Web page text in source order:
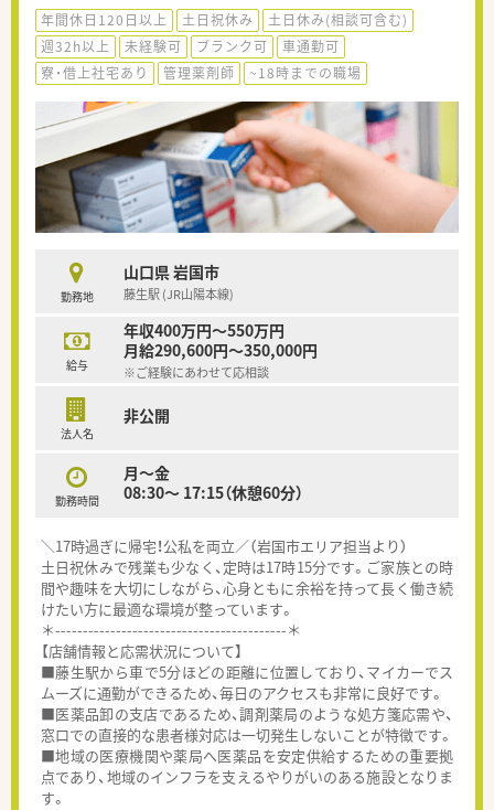
年間休日120日以上 土日祝休み
土日休み(相談可含む)
週32h以上
未経験可 ブランク可
車通勤可
寮・借上社宅あり
管理薬剤師 ~18時までの職場
勤務地
山口県 岩国市
藤生駅 (JR山陽本線)
給与
年収400万円～550万円
月給290,600円～350,000円
※ご経験にあわせて応相談
法人名
非公開
勤務時間
月～金
08:30～ 17:15（休憩60分）
＼17時過ぎに帰宅！公私を両立／（岩国市エリア担当より）
土日祝休みで残業も少なく、定時は17時15分です。ご家族との時
間や趣味を大切にしながら、心身ともに余裕を持って長く働き続
けたい方に最適な環境が整っています。
＊------------------------------------------＊
【店舗情報と応需状況について】
■藤生駅から車で5分ほどの距離に位置しており、マイカーでス
ムーズに通勤ができるため、毎日のアクセスも非常に良好です。
■医薬品卸の支店であるため、調剤薬局のような処方箋応需や、
窓口での直接的な患者様対応は一切発生しないことが特徴です。
■地域の医療機関や薬局へ医薬品を安定供給するための重要拠
点であり、地域のインフラを支えるやりがいのある施設となりま
す。